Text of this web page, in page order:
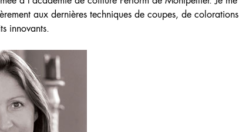
aux dernières techniques de coupes, de colorations
innovants.